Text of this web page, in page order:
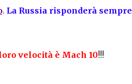
. La Russia risponderà sempre
velocità è Mach 10!!!